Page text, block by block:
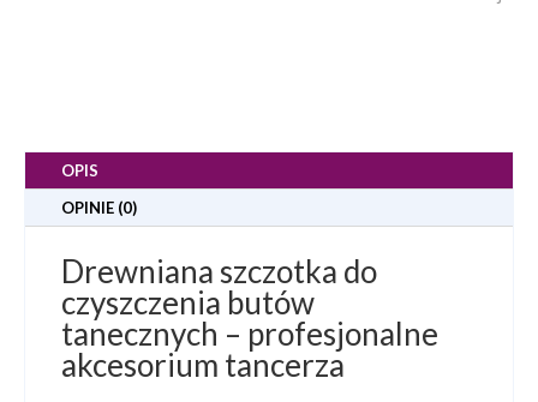
OPIS
OPINIE (0)
Drewniana szczotka do
czyszczenia butów
tanecznych – profesjonalne
akcesorium tancerza